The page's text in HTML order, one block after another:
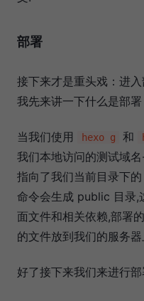
部署
接下来才是重头戏：进
我先来讲一下什么是部署
当我们使用 hexo g 和
我们本地访问的测试域
指向了我们当前目录下
命令会生成 public 目录,
面文件和相关依赖,部署
的文件放到我们的服务
好了接下来我们来进行部